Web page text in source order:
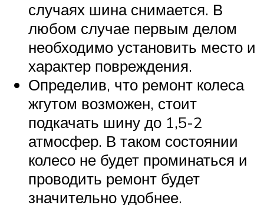
случаях шина снимается. В
любом случае первым делом
необходимо установить место и
характер повреждения.
Определив, что ремонт колеса
жгутом возможен, стоит
подкачать шину до 1,5-2
атмосфер. В таком состоянии
колесо не будет проминаться и
проводить ремонт будет
значительно удобнее.